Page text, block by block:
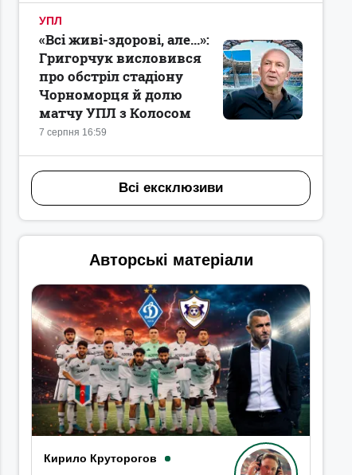
УПЛ
7 серпня 16:59
«Всі живі-здорові, але...»:
Григорчук висловився
про обстріл стадіону
Чорноморця й долю
матчу УПЛ з Колосом
Всі ексклюзиви
Авторські матеріали
Кирило Круторогов